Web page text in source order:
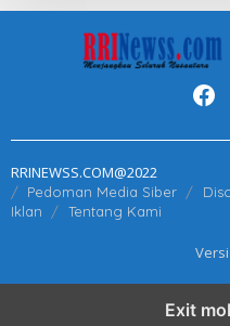
RRINEWSS.COM@2022
Pedoman Media Siber
Iklan
Tentang Kami
Exit